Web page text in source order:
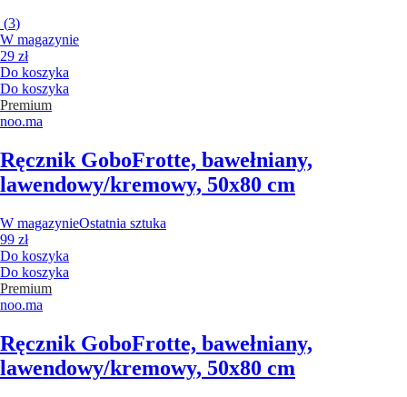
(3)
W magazynie
29 zł
Do koszyka
Do koszyka
Premium
noo.ma
Ręcznik GoboFrotte, bawełniany,
lawendowy/kremowy, 50x80 cm
W magazynieOstatnia sztuka
99 zł
Do koszyka
Do koszyka
Premium
noo.ma
Ręcznik GoboFrotte, bawełniany,
lawendowy/kremowy, 50x80 cm